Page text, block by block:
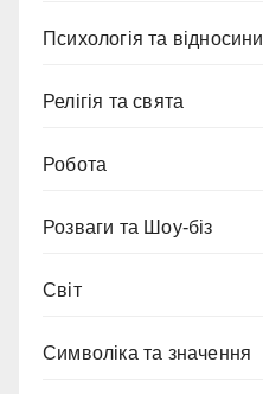
Психологія та відносини
Релігія та свята
Робота
Розваги та Шоу-біз
Світ
Символіка та значення